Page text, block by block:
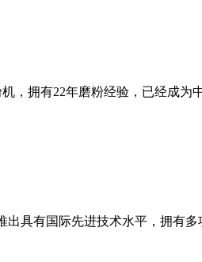
，拥有22年磨粉经验，已经成
出具有国际先进技术水平，拥有